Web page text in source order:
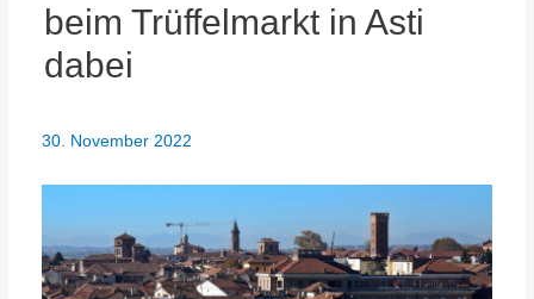
beim Trüffelmarkt in Asti
dabei
30. November 2022